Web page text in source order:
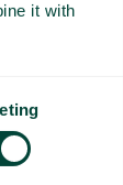
it with